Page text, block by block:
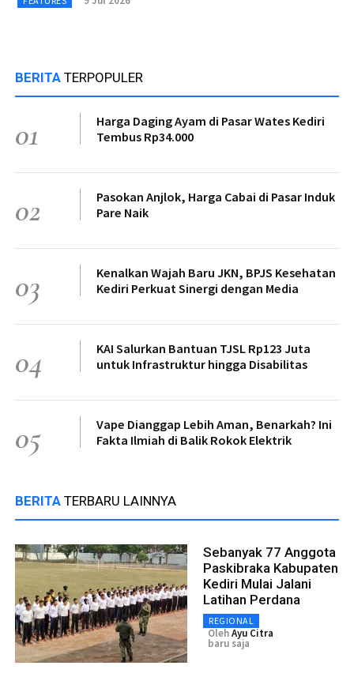
BERITA TERPOPULER
01
Harga Daging Ayam di Pasar Wates Kediri
Tembus Rp34.000
02
Pasokan Anjlok, Harga Cabai di Pasar Induk
Pare Naik
03
Kenalkan Wajah Baru JKN, BPJS Kesehatan
Kediri Perkuat Sinergi dengan Media
04
KAI Salurkan Bantuan TJSL Rp123 Juta
untuk Infrastruktur hingga Disabilitas
05
Vape Dianggap Lebih Aman, Benarkah? Ini
Fakta Ilmiah di Balik Rokok Elektrik
BERITA TERBARU LAINNYA
Sebanyak 77 Anggota
Paskibraka Kabupaten
Kediri Mulai Jalani
Latihan Perdana
REGIONAL
OlehAyu Citra
baru saja